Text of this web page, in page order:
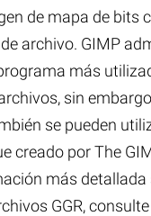
de mapa de bits
archivo. GIMP
más
sin
se pueden
creado por The
más detallada
GGR,